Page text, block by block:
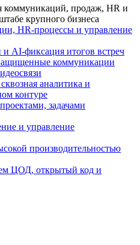
коммуникаций, продаж, HR и
крупного бизнеса
HR-процессы и управление
и AI-фиксация итогов встреч
коммуникации
аналитика и
контуре
задачами
и управление
производительностью
ЦОД, открытый код и